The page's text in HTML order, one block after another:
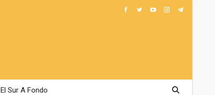
El Sur A Fondo